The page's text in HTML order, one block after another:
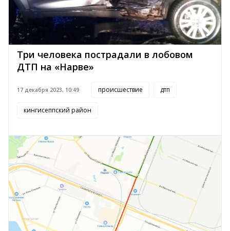
Три человека пострадали в лобовом
ДТП на «Нарве»
17 декабря 2023, 10:49 происшествие дтп
кингисеппский район